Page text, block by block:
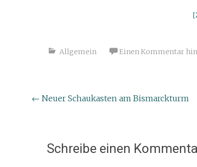
Allgemein Einen Kommentar
Beitragsnavigation
← Neuer Schaukasten am Bismarckturm
Schreibe einen